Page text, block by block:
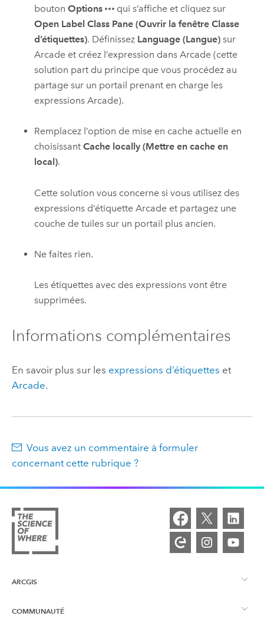
boutonOptions
qui s’affiche et cliquez sur
Open Label Class Pane (Ouvrir la fenêtre Classe
d’étiquettes). Définissez Language (Langue) sur
Arcade et créez l’expression dansArcade (cette
solution part du principe que vous procédez au
partage sur un portail prenant en charge les
expressionsArcade).
Remplacez l’option de mise en cache actuelle en
choisissantCache locally (Mettre en cache en
local).
Cette solution vous concerne si vous utilisez des
expressions d’étiquetteArcade et partagez une
couche de tuiles sur un portail plus ancien.
Ne faites rien.
Les étiquettes avec des expressions vont être
supprimées.
Informations complémentaires
En savoir plus sur les expressions d’étiquettes et
Arcade.
Vous avez un commentaire à formuler
concernant cette rubrique ?
ARCGIS
Vue d’ensemble d’ArcGIS
COMMUNAUTÉ